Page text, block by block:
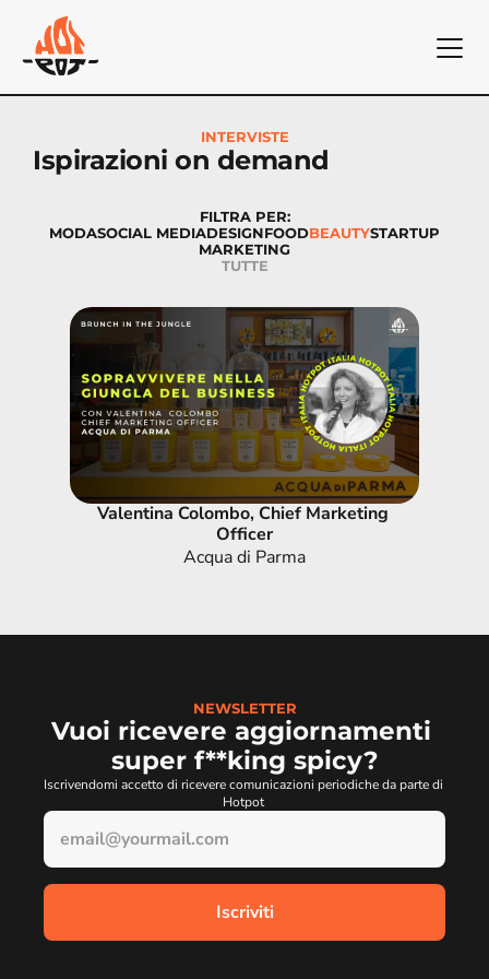
INTERVISTE
Ispirazioni on demand
FILTRA PER:
TUTTE
MODASOCIAL MEDIADESIGNFOODBEAUTYSTARTUP
MARKETING
Valentina Colombo, Chief Marketing
Officer
Acqua di Parma
NEWSLETTER
Vuoi ricevere aggiornamenti
super f**king spicy?
Iscrivendomi accetto di ricevere comunicazioni periodiche da parte di
Hotpot